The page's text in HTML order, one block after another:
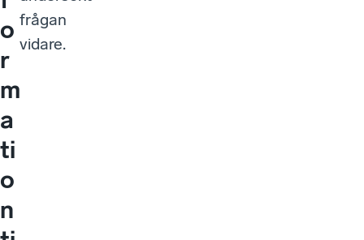
o
r
m
a
ti
o
n
frågan
vidare.